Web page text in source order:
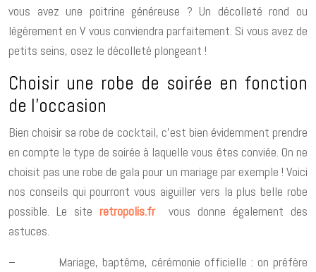
vous avez une poitrine généreuse ? Un décolleté rond ou
légèrement en V vous conviendra parfaitement. Si vous avez de
petits seins, osez le décolleté plongeant !
Choisir une robe de soirée en fonction
de l’occasion
Bien choisir sa robe de cocktail, c’est bien évidemment prendre
en compte le type de soirée à laquelle vous êtes conviée. On ne
choisit pas une robe de gala pour un mariage par exemple ! Voici
nos conseils qui pourront vous aiguiller vers la plus belle robe
possible. Le site retropolis.frvous donne également des
astuces.
– Mariage, baptême, cérémonie officielle : on préfère